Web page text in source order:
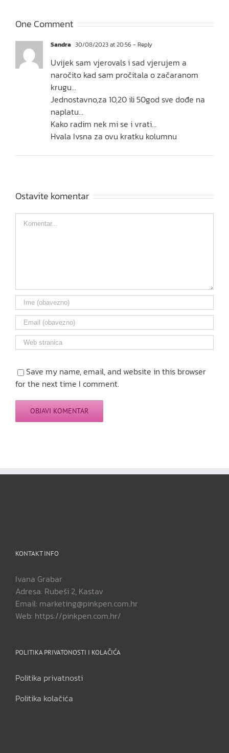
One Comment
Sandra 30/08/2023 at 20:56- Reply
Uvijek sam vjerovals i sad vjerujem a
naročito kad sam pročitala o začaranom
krugu…
Jednostavno,za 10,20 ili 50god sve dođe na
naplatu…
Kako radim nek mi se i vrati…
Hvala Ivsna za ovu kratku kolumnu
Ostavite komentar
Comment
Save my name, email, and website in this browser
for the next time I comment.
KONTAKT INFO
Ivana Grabar
Adresa: Rubeši 2, Kastav
Email: marketing@pinkpen.com.hr
Web: https://pinkpen.com.hr/
POLITIKA PRIVATONOSTI I KOLAČIĆA
Politika privatnosti
Politika kolačića